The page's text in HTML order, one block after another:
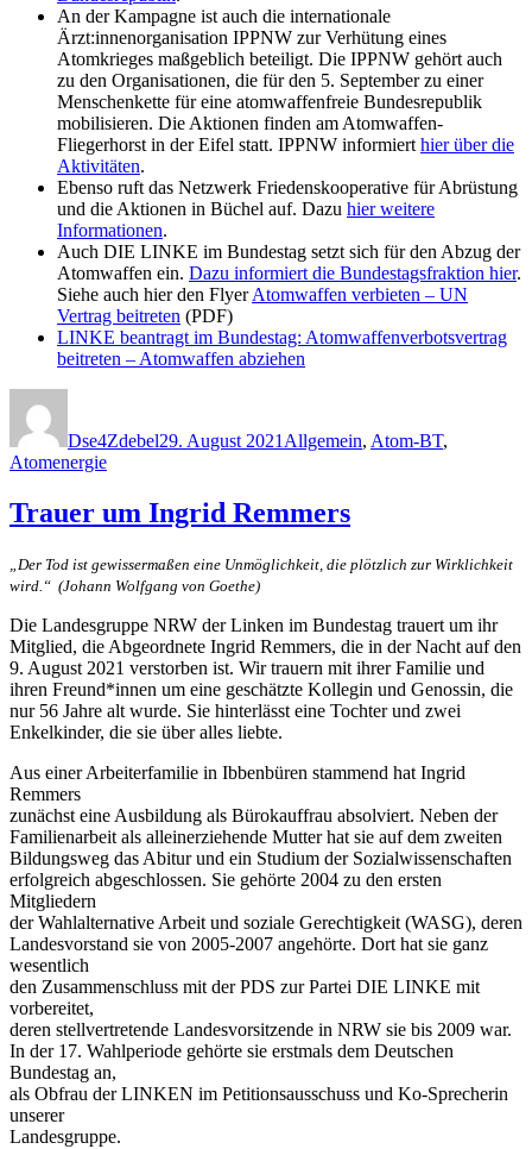
An der Kampagne ist auch die internationale
Ärzt:innenorganisation IPPNW zur Verhütung eines
Atomkrieges maßgeblich beteiligt. Die IPPNW gehört auch
zu den Organisationen, die für den 5. September zu einer
Menschenkette für eine atomwaffenfreie Bundesrepublik
mobilisieren. Die Aktionen finden am Atomwaffen-
Fliegerhorst in der Eifel statt. IPPNW informierthier über die
Aktivitäten.
Ebenso ruft das Netzwerk Friedenskooperative für Abrüstung
und die Aktionen in Büchel auf. Dazu hier weitere
Informationen.
Auch DIE LINKE im Bundestag setzt sich für den Abzug der
Atomwaffen ein. Dazu informiert die Bundestagsfraktion hier.
Siehe auch hier den FlyerAtomwaffen verbieten – UN
Vertrag beitreten (PDF)
LINKE beantragt im Bundestag: Atomwaffenverbotsvertrag
beitreten – Atomwaffen abziehen
Dse4Zdebel29. August 2021Allgemein, Atom-BT,
Atomenergie
Trauer um Ingrid Remmers
„Der Tod ist gewissermaßen eine Unmöglichkeit, die plötzlich zur Wirklichkeit
wird.“ (Johann Wolfgang von Goethe)
Die Landesgruppe NRW der Linken im Bundestag trauert um ihr
Mitglied, die Abgeordnete Ingrid Remmers, die in der Nacht auf den
9. August 2021 verstorben ist. Wir trauern mit ihrer Familie und
ihren Freund*innen um eine geschätzte Kollegin und Genossin, die
nur 56 Jahre alt wurde. Sie hinterlässt eine Tochter und zwei
Enkelkinder, die sie über alles liebte.
Aus einer Arbeiterfamilie in Ibbenbüren stammend hat Ingrid
Remmers
zunächst eine Ausbildung als Bürokauffrau absolviert. Neben der
Familienarbeit als alleinerziehende Mutter hat sie auf dem zweiten
Bildungsweg das Abitur und ein Studium der Sozialwissenschaften
erfolgreich abgeschlossen. Sie gehörte 2004 zu den ersten
Mitgliedern
der Wahlalternative Arbeit und soziale Gerechtigkeit (WASG), deren
Landesvorstand sie von 2005-2007 angehörte. Dort hat sie ganz
wesentlich
den Zusammenschluss mit der PDS zur Partei DIE LINKE mit
vorbereitet,
deren stellvertretende Landesvorsitzende in NRW sie bis 2009 war.
In der 17. Wahlperiode gehörte sie erstmals dem Deutschen
Bundestag an,
als Obfrau der LINKEN im Petitionsausschuss und Ko-Sprecherin
unserer
Landesgruppe.